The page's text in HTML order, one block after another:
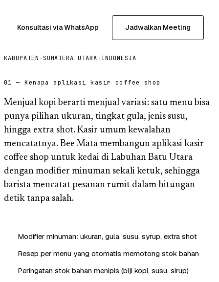
Konsultasi via WhatsApp Jadwalkan Meeting
KABUPATEN · SUMATERA UTARA · INDONESIA
01 — Kenapa aplikasi kasir coffee shop
Menjual kopi berarti menjual variasi: satu menu bisa
punya pilihan ukuran, tingkat gula, jenis susu,
hingga extra shot. Kasir umum kewalahan
mencatatnya. Bee Mata membangun aplikasi kasir
coffee shop untuk kedai di Labuhan Batu Utara
dengan modifier minuman sekali ketuk, sehingga
barista mencatat pesanan rumit dalam hitungan
detik tanpa salah.
Modifier minuman: ukuran, gula, susu, syrup, extra shot
Resep per menu yang otomatis memotong stok bahan
Peringatan stok bahan menipis (biji kopi, susu, sirup)